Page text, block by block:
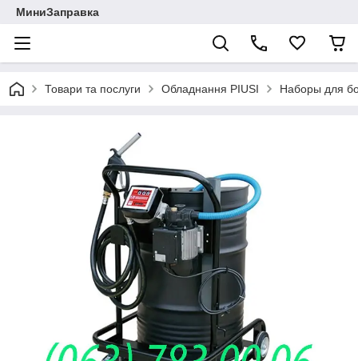
МиниЗаправка
Товари та послуги Обладнання PIUSI Наборы для